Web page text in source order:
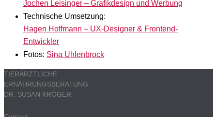
Jochen Leisinger – Grafikdesign und Werbung
Technische Umsetzung:
Hagen Hoffmann – UX-Designer & Frontend-
Entwickler
Fotos: Sina Uhlenbrock
TIERÄRZTLICHE
ERNÄHRUNGSBERATUNG
DR. SUSAN KRÖGER